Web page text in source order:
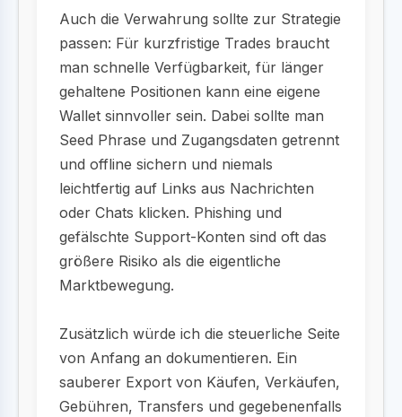
Auch die Verwahrung sollte zur Strategie
passen: Für kurzfristige Trades braucht
man schnelle Verfügbarkeit, für länger
gehaltene Positionen kann eine eigene
Wallet sinnvoller sein. Dabei sollte man
Seed Phrase und Zugangsdaten getrennt
und offline sichern und niemals
leichtfertig auf Links aus Nachrichten
oder Chats klicken. Phishing und
gefälschte Support-Konten sind oft das
größere Risiko als die eigentliche
Marktbewegung.
Zusätzlich würde ich die steuerliche Seite
von Anfang an dokumentieren. Ein
sauberer Export von Käufen, Verkäufen,
Gebühren, Transfers und gegebenenfalls